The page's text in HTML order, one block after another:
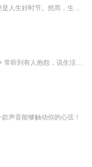
声音能够触动你的心弦！